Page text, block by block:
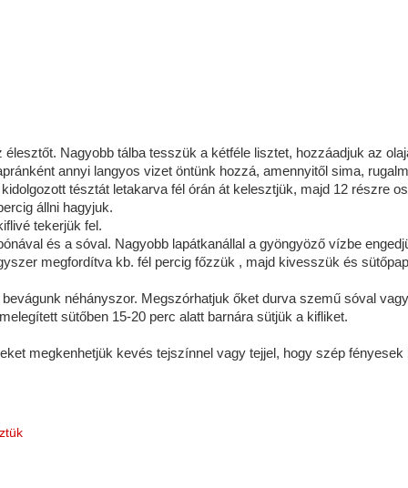
Nagyobb tálba tesszük a kétféle lisztet, hozzáadjuk az
annyi langyos vizet öntünk hozzá, amennyitől sima,
tésztát letakarva fél órán át kelesztjük, majd 12 részre
állni hagyjuk.
tekerjük fel.
és a sóval. Nagyobb lapátkanállal a gyöngyöző vízbe
megfordítva kb. fél percig főzzük , majd kivesszük és
néhányszor. Megszórhatjuk őket durva szemű sóval
sütőben 15-20 perc alatt barnára sütjük a kifliket.
megkenhetjük kevés tejszínnel vagy tejjel, hogy szép fényesek